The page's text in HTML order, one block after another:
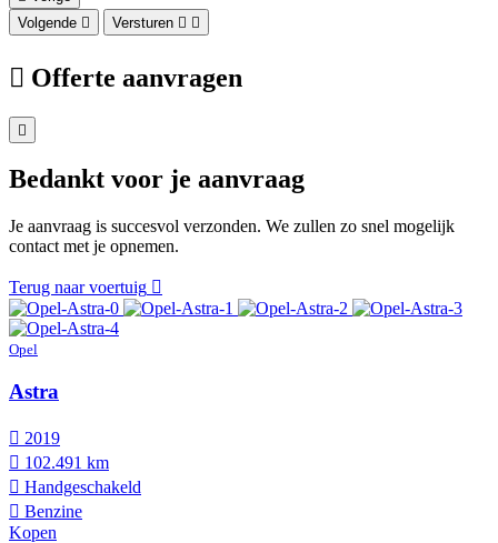
Volgende
Versturen
Offerte aanvragen
Bedankt voor je aanvraag
Je aanvraag is succesvol verzonden. We zullen zo snel mogelijk
contact met je opnemen.
Terug naar voertuig
Opel
Astra
2019
102.491 km
Hand­geschakeld
Benzine
Kopen